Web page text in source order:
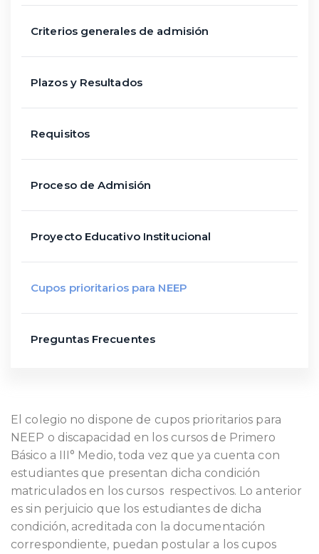
El colegio no dispone de cupos prioritarios para
NEEP o discapacidad en los cursos de Primero
Básico a III° Medio, toda vez que ya cuenta con
estudiantes que presentan dicha condición
matriculados en los cursos respectivos. Lo anterior
es sin perjuicio que los estudiantes de dicha
condición, acreditada con la documentación
correspondiente, puedan postular a los cupos
Criterios generales de admisión
Plazos y Resultados
Requisitos
Proceso de Admisión
Proyecto Educativo Institucional
Cupos prioritarios para NEEP
Preguntas Frecuentes